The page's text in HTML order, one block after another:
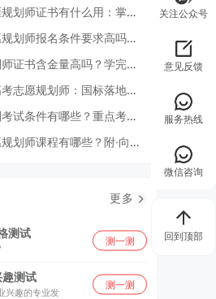
有什么用：掌握专业知识与技能，助人也助己！
报名条件要求高吗？专业认证在哪里考？
书含金量高吗？学完好找工作吗？
师：国标落地，从业标准更明确，持证执业不可少
试条件有哪些？重点考什么？
有哪些？附·向阳生涯26年UAPM课程开班计划表
咨询案
2年
985
更多
测试
测一测
测试
兴趣的专业发
测一测
关注公众号
意见反馈
服务热线
微信咨询
回到顶部